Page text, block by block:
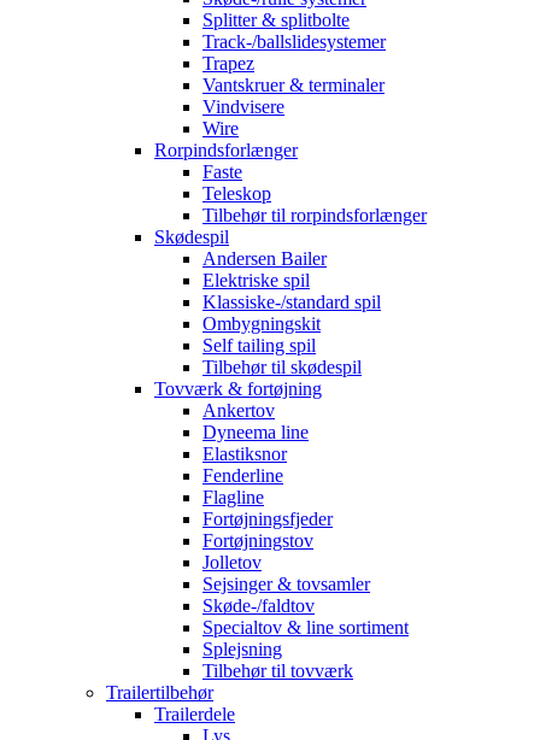
Splitter & splitbolte
Track-/ballslidesystemer
Trapez
Vantskruer & terminaler
Vindvisere
Wire
Rorpindsforlænger
Faste
Teleskop
Tilbehør til rorpindsforlænger
Skødespil
Andersen Bailer
Elektriske spil
Klassiske-/standard spil
Ombygningskit
Self tailing spil
Tilbehør til skødespil
Tovværk & fortøjning
Ankertov
Dyneema line
Elastiksnor
Fenderline
Flagline
Fortøjningsfjeder
Fortøjningstov
Jolletov
Sejsinger & tovsamler
Skøde-/faldtov
Specialtov & line sortiment
Splejsning
Tilbehør til tovværk
Trailertilbehør
Trailerdele